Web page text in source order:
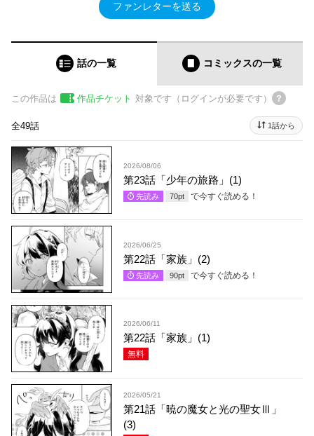
ファンレターを送る
話の一覧 コミックスの一覧
この作品は 作品チケット 対象です（ログインが必要です）
全49話 1話から
2026/08/06
第23話「少年の旅路」(1)
先読み 70pt で今すぐ読める！
2026/06/25
第22話「家族」(2)
先読み 90pt で今すぐ読める！
2026/06/11
第22話「家族」(1)
無料
2026/05/21
第21話「暁の魔女と光の聖女Ⅲ」
(3)